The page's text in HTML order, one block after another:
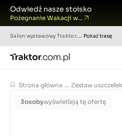
Odwiedź nasze stoisko
Pożegnanie Wakacji w...
Salon wystawowy Traktor.com.pl Pokaż trasę
Strona główna ... Zestaw
3osobywyświetlają tę ofertę